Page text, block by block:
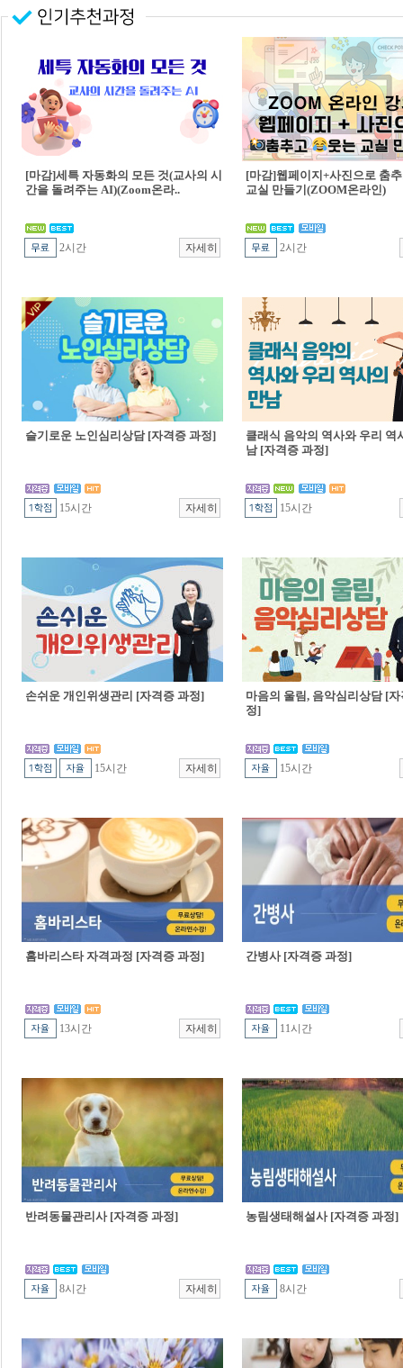
[마감]세특 자동화의 모든 것(교사의 시
간을 돌려주는 AI)(Zoom온라..
2시간
[마감]웹페이지+사진으로 춤
교실 만들기(ZOOM온라인)
2시간
슬기로운 노인심리상담 [자격증 과정]
15시간
클래식 음악의 역사와 우리 역
남 [자격증 과정]
15시간
손쉬운 개인위생관리 [자격증 과정]
15시간
마음의 울림, 음악심리상담 [
정]
15시간
홈바리스타 자격과정 [자격증 과정]
13시간
간병사 [자격증 과정]
11시간
반려동물관리사 [자격증 과정]
8시간
농림생태해설사 [자격증 과정]
8시간